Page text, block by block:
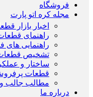
فروشگاه
مجله کره اتو پارت
اخبار بازار
راهنمای
راهنمایی های
تشخیص قطعات
ساختار و
قطعات
مطالب جالب و
درباره ما